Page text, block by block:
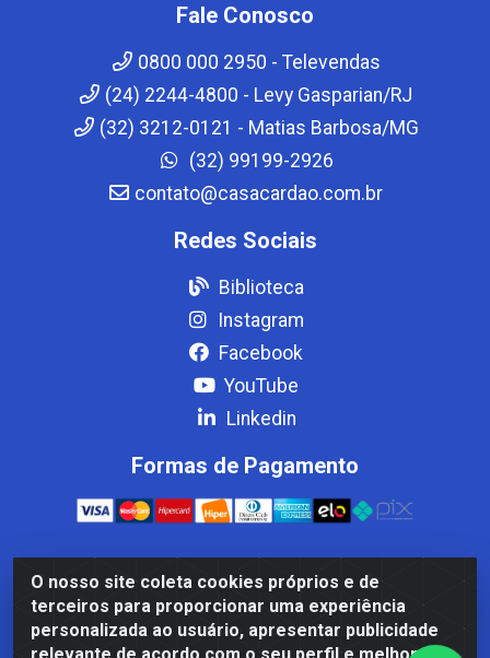
O nosso site coleta cookies próprios e de
terceiros para proporcionar uma experiência
personalizada ao usuário, apresentar publicidade
Fale Conosco
0800 000 2950 - Televendas
(24) 2244-4800 - Levy Gasparian/RJ
(32) 3212-0121 - Matias Barbosa/MG
(32) 99199-2926
contato@casacardao.com.br
Redes Sociais
Biblioteca
Instagram
Facebook
YouTube
Linkedin
Formas de Pagamento
Casa Cardão LTDA - Av. Amaral Peixoto, 910 - Afonso
ArinosCom, Levy Gasparian/RJ - CEP 25.875-000 - CNPJ
32.287.542/0001-83